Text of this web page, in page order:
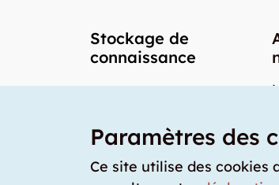
Stockage de
connaissance
Paramètres des
Ce site utilise des cookies